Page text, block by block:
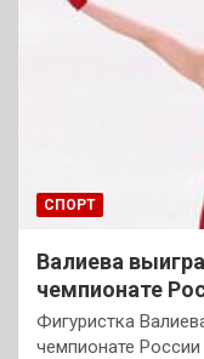
СПОРТ
Валиева
чемпионате
Фигуристка
чемпионате